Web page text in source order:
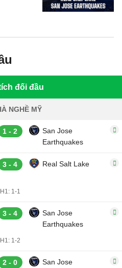
đối đầu
NGHỀ MỸ
1 - 2
San Jose
Earthquakes
3 - 4 Real Salt Lake
H1: 1-1
3 - 4
San Jose
Earthquakes
H1: 1-2
2 - 0
San Jose